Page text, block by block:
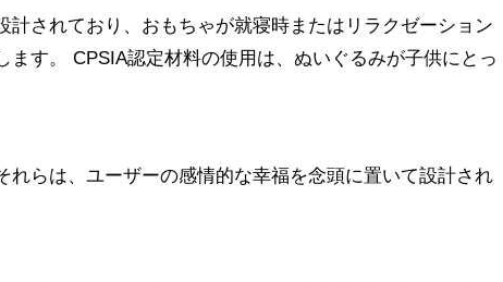
されており、おもちゃが就寝時またはリラクゼーション
す。 CPSIA認定材料の使用は、ぬいぐるみが子供にとっ
らは、ユーザーの感情的な幸福を念頭に置いて設計され